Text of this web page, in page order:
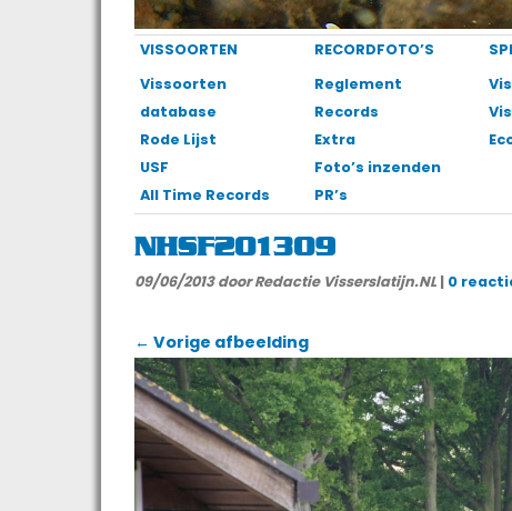
VISSOORTEN
Vissoorten
database
Rode Lijst
USF
All Time Records
RECORDFOTO’S
Reglement
Records
Extra
Foto’s inzenden
PR’s
NHSF201309
09/06/2013 door Redactie Visserslatijn.NL | 0
← Vorige afbeelding